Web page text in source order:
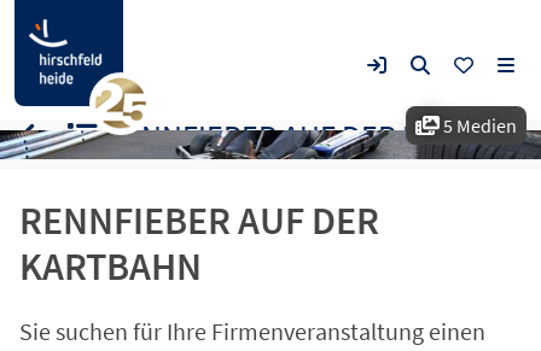
5 Medien
RENNFIEBER AUF DER
KARTBAHN
Sie suchen für Ihre Firmenveranstaltung einen
RENNFIEBER AUF DER KARTBAHN